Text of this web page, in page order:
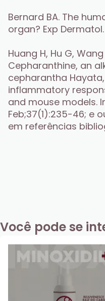
Bernard BA. The
organ? Exp
Huang H, Hu G,
Cepharanthine, an
cepharantha
inflammatory
and mouse models.
Feb;37(1):235-46; e
em referências
Você pode se